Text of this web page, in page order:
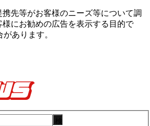
先等がお客様のニーズ等について調
にお勧めの広告を表⽰する⽬的で
あります。